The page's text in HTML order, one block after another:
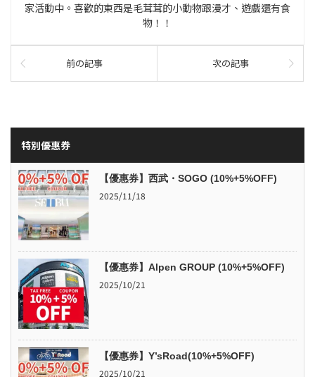
家活動中。喜歡的東西是毛茸茸的小動物跟漫才、遊戲還有食
物！！
前の記事 次の記事
特別優惠券
【優惠券】西武・SOGO (10%+5%OFF)
2025/11/18
【優惠券】Alpen GROUP (10%+5%OFF)
2025/10/21
【優惠券】Y’sRoad(10%+5%OFF)
2025/10/21